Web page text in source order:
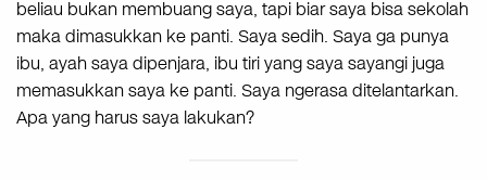
beliau bukan membuang saya, tapi biar saya bisa sekolah
maka dimasukkan ke panti. Saya sedih. Saya ga punya
ibu, ayah saya dipenjara, ibu tiri yang saya sayangi juga
memasukkan saya ke panti. Saya ngerasa ditelantarkan.
Apa yang harus saya lakukan?